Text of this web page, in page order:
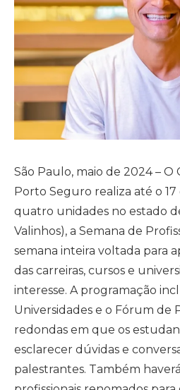
São Paulo, maio de 2024 – O
Porto Seguro realiza até o 17
quatro unidades no estado
Valinhos), a Semana de
semana inteira voltada para
das carreiras, cursos e
interesse. A programação
Universidades e o Fórum de
redondas em que os
esclarecer dúvidas e
palestrantes. Também